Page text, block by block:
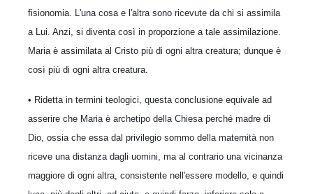
fisionomia. L'una cosa e l'altra sono ricevute da chi si assimila
a Lui. Anzi, si diventa così in proporzione a tale assimilazione.
Maria è assimilata al Cristo più di ogni altra creatura; dunque è
così più di ogni altra creatura.
• Ridetta in termini teologici, questa conclusione equivale ad
asserire che Maria è archetipo della Chiesa perché madre di
Dio, ossia che essa dal privilegio sommo della maternità non
riceve una distanza dagli uomini, ma al contrario una vicinanza
maggiore di ogni altra, consistente nell'essere modello, e quindi